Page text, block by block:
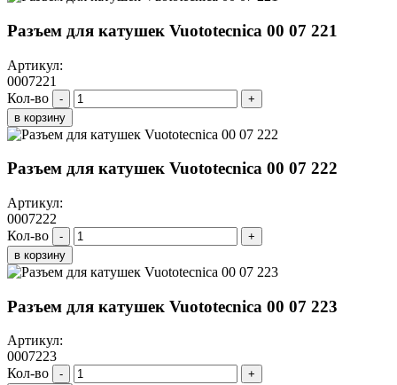
Разъем для катушек Vuototecnica 00 07 221
Артикул:
0007221
Кол-во
-
+
в корзину
Разъем для катушек Vuototecnica 00 07 222
Артикул:
0007222
Кол-во
-
+
в корзину
Разъем для катушек Vuototecnica 00 07 223
Артикул:
0007223
Кол-во
-
+